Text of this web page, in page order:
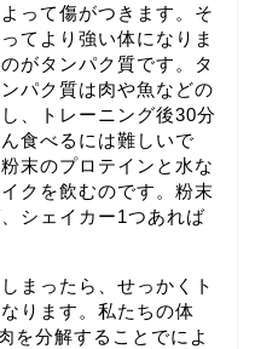
って傷がつきます。そ
てより強い体になりま
がタンパク質です。タ
パク質は肉や魚などの
、トレーニング後30分
食べるには難しいで
末のプロテインと水な
クを飲むのです。粉末
シェイカー1つあれば
まったら、せっかくト
ります。私たちの体
を分解することでによ